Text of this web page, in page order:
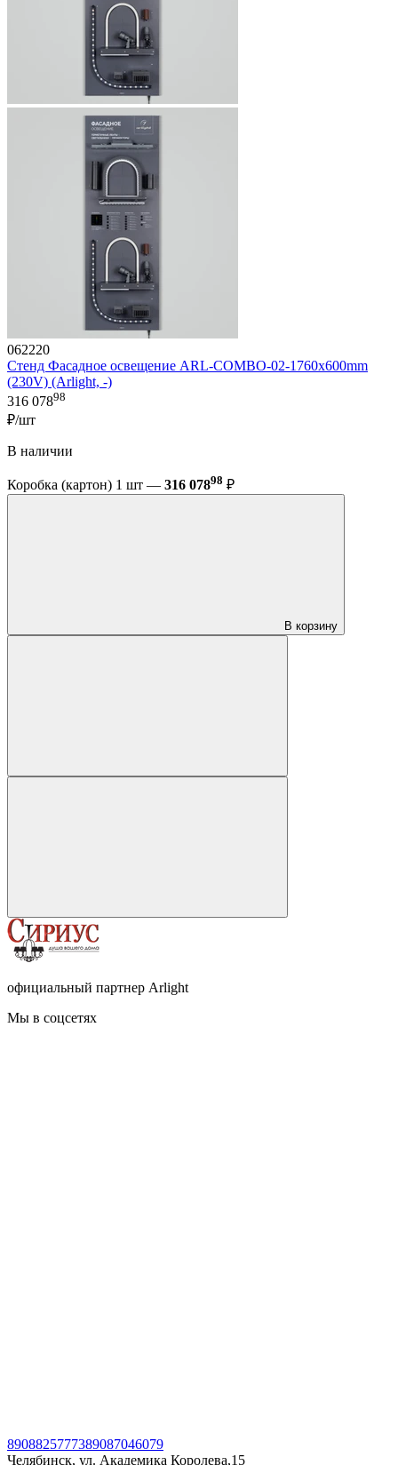
062220
Стенд Фасадное освещение ARL-COMBO-02-1760x600mm
(230V) (Arlight, -)
316 07898
₽/шт
В наличии
Коробка (картон) 1 шт — 316 07898 ₽
В корзину
официальный партнер Arlight
Мы в соцсетях
8908825777389087046079
Челябинск, ул. Академика Королева,15